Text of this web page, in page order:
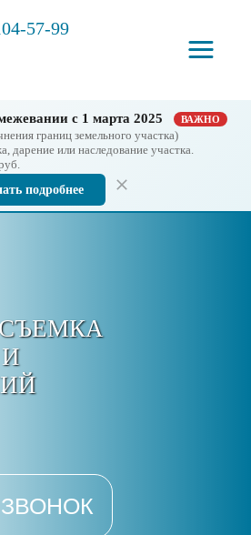
57-99
с 1 марта 2025 ВАЖНО
границ земельного участка)
дарение или наследование участка.
подробнее
ЗВОНОК